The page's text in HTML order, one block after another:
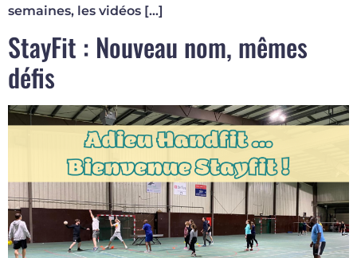
semaines, les vidéos […]
StayFit : Nouveau nom, mêmes
défis